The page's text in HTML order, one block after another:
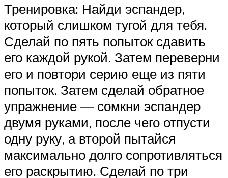
Тренировка: Найди эспандер,
который слишком тугой для тебя.
Сделай по пять попыток сдавить
его каждой рукой. Затем переверни
его и повтори серию еще из пяти
попыток. Затем сделай обратное
упражнение — сомкни эспандер
двумя руками, после чего отпусти
одну руку, а второй пытайся
максимально долго сопротивляться
его раскрытию. Сделай по три